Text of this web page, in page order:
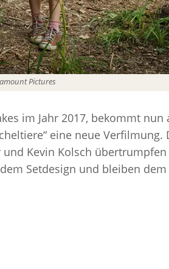
Pictures
im Jahr 2017, bekommt nun
eine neue Verfilmung.
Kevin Kolsch
Setdesign und bleiben dem